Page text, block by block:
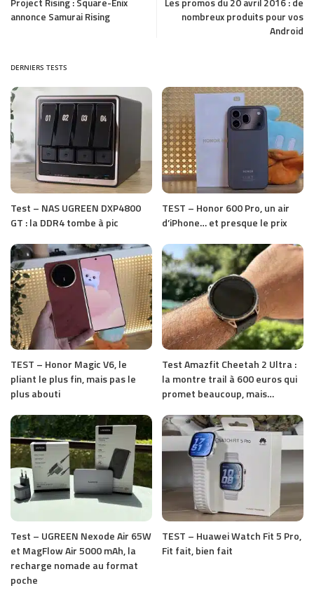
Project Rising : Square-Enix
annonce Samurai Rising
Les promos du 20 avril 2016 : de
nombreux produits pour vos
Android
DERNIERS TESTS
Test – NAS UGREEN DXP4800
GT : la DDR4 tombe à pic
TEST – Honor 600 Pro, un air
d’iPhone… et presque le prix
TEST – Honor Magic V6, le
pliant le plus fin, mais pas le
plus abouti
Test Amazfit Cheetah 2 Ultra :
la montre trail à 600 euros qui
promet beaucoup, mais…
Test – UGREEN Nexode Air 65W
et MagFlow Air 5000 mAh, la
recharge nomade au format
poche
TEST – Huawei Watch Fit 5 Pro,
Fit fait, bien fait